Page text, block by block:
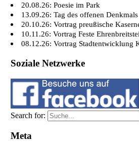
20.08.26: Poesie im Park
13.09.26: Tag des offenen Denkmals
20.10.26: Vortrag preußische
10.11.26: Vortrag Feste
08.12.26: Vortrag Stadtentwicklung
Soziale Netzwerke
Search for:
Meta